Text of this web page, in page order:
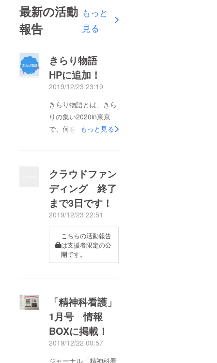
最新の活動
報告
もっと
見る
きらり物語
HPに追加！
2019/12/23 23:19
きらり物語とは、きら
りの集い2020in東京
で、何をしようかと迷
覗いてみてください。
https://kirari2020.wixsi
te.com/tokyo/kiraristor
y
もっと見る
クラウドファン
ディング 終了
まで3日です！
2019/12/23 22:51
こちらの活動報告
は支援者限定の公
開です。
「精神科看護」
1月号 情報
BOXに掲載！
2019/12/22 00:57
ジャーナル「精神科看